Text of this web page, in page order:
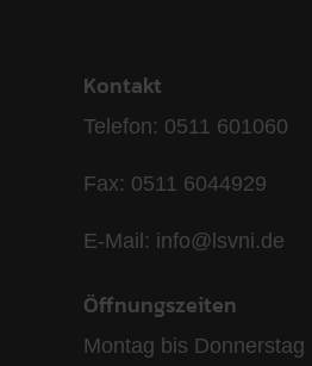
Kontakt
Telefon: 0511 601060
Fax: 0511 6044929
E-Mail: info@lsvni.de
Öffnungszeiten
Montag bis Donnerstag